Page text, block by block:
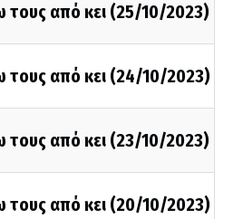
τους από κει (25/10/2023)
τους από κει (24/10/2023)
τους από κει (23/10/2023)
τους από κει (20/10/2023)